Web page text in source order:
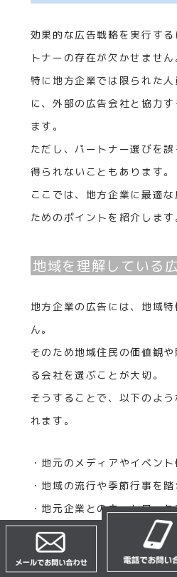
効果的な広告戦略を実行す
トナーの存在が欠かせません
特に地方企業では限られた
に、外部の広告会社と協力
ます。
ただし、パートナー選びを
得られないこともあります。
ここでは、地方企業に最適
ためのポイントを紹介します
地域を理解している
地方企業の広告には、地域
ん。
そのため地域住民の価値観
る会社を選ぶことが大切。
そうすることで、以下のよ
れます。
・地元のメディアやイベン
・地域の流行や季節行事を
・地元企業とのネットワー
このような広告会社は、単
域密着の発信を支援してく